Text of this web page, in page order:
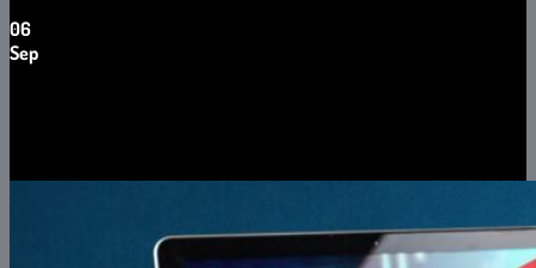
06
Sep